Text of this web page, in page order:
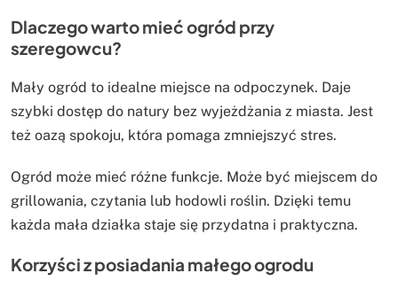
Dlaczego warto mieć ogród przy
szeregowcu?
Mały ogród to idealne miejsce na odpoczynek. Daje
szybki dostęp do natury bez wyjeżdżania z miasta. Jest
też oazą spokoju, która pomaga zmniejszyć stres.
Ogród może mieć różne funkcje. Może być miejscem do
grillowania, czytania lub hodowli roślin. Dzięki temu
każda mała działka staje się przydatna i praktyczna.
Korzyści z posiadania małego ogrodu